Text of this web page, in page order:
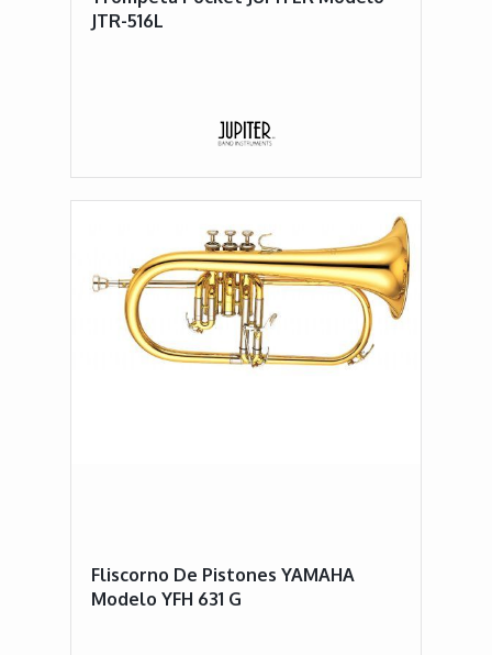
JTR-516L
Fliscorno De Pistones YAMAHA
Modelo YFH 631 G